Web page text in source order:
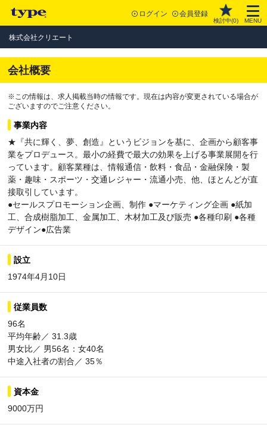
ログイン 会員登録
検討中(0) MENU
株式会社クリエート
会社概要
※この情報は、求人掲載当時の情報です。現在は内容が変更されている場合が
ございますのでご注意ください。
事業内容
★『共に輝く、夢、創造』というビジョンを基に、企画から顧客事
業をプロデュース。最小の経費で最大の効果を上げる事業展開を行
っています。顧客業種は、情報通信・飲料・食品・金融保険・製
薬・趣味・スポーツ・交通レジャー・流通小売、他、ほとんどが直
接取引しています。
●セールスプロモーション企画、制作 ●マーケティング企画 ●紙加
工、合成樹脂加工、金属加工、木材加工及び販売 ●各種印刷 ●各種
デザイン●広告業
設立
1974年4月10日
従業員数
96名
平均年齢／ 31.3歳
男女比／ 男56名：女40名
中途入社者の割合／ 35％
資本金
9000万円